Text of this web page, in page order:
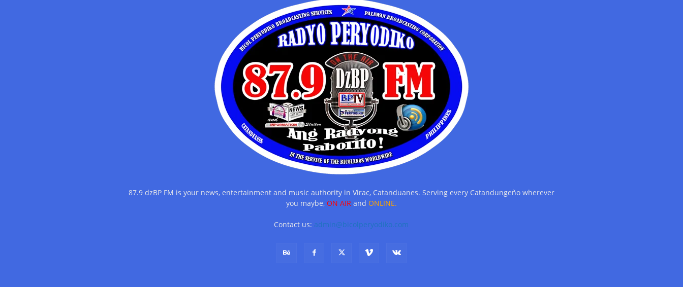
87.9 dzBP FM is your news, entertainment and music authority in Virac, Catanduanes. Serving every Catandungeño wherever
you maybe, ON AIRand ONLINE.
Contact us: admin@bicolperyodiko.com